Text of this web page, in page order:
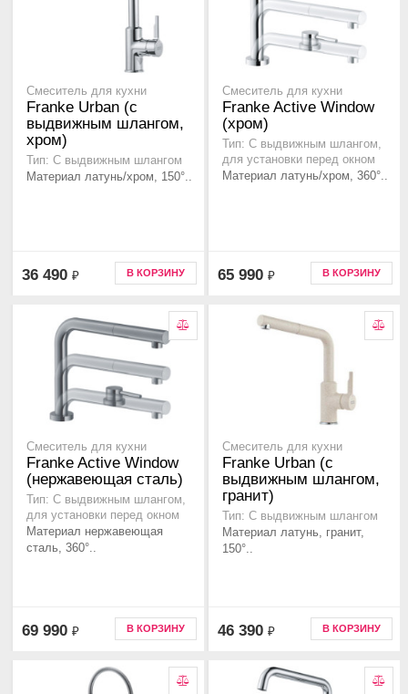
Смеситель для кухни
Franke Urban (с
выдвижным шлангом,
хром)
Тип: С выдвижным шлангом
Материал латунь/хром, 150°..
36 490 ₽ В КОРЗИНУ
Смеситель для кухни
Franke Active Window
(хром)
Тип: С выдвижным шлангом,
для установки перед окном
Материал латунь/хром, 360°..
65 990 ₽ В КОРЗИНУ
Смеситель для кухни
Franke Active Window
(нержавеющая сталь)
Тип: С выдвижным шлангом,
для установки перед окном
Материал нержавеющая
сталь, 360°..
69 990 ₽ В КОРЗИНУ
Смеситель для кухни
Franke Urban (с
выдвижным шлангом,
гранит)
Тип: С выдвижным шлангом
Материал латунь, гранит,
150°..
46 390 ₽ В КОРЗИНУ